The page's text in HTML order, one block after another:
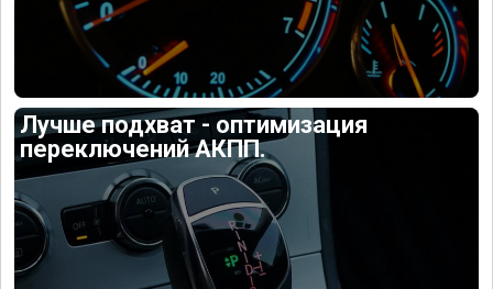
Лучше подхват - оптимизация
переключений АКПП.